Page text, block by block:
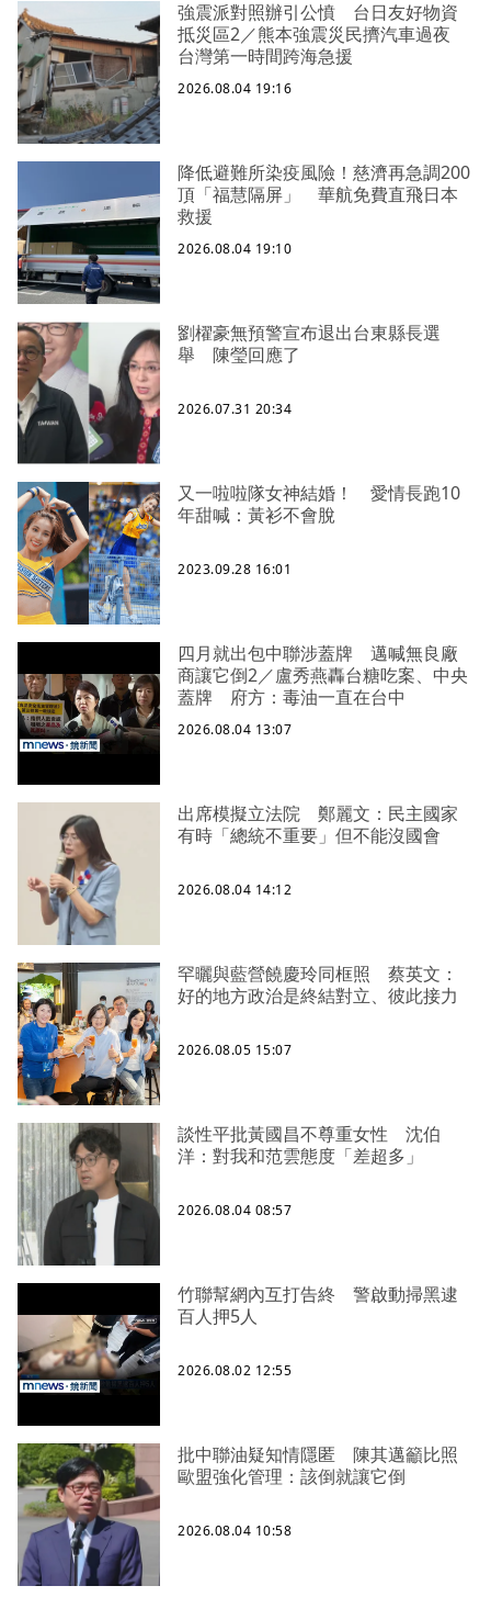
強震派對照辦引公憤 台日友好物資
抵災區2／熊本強震災民擠汽車過夜
台灣第一時間跨海急援
2026.08.04 19:16
降低避難所染疫風險！慈濟再急調200
頂「福慧隔屏」 華航免費直飛日本
救援
2026.08.04 19:10
劉櫂豪無預警宣布退出台東縣長選
舉 陳瑩回應了
2026.07.31 20:34
又一啦啦隊女神結婚！ 愛情長跑10
年甜喊：黃衫不會脫
2023.09.28 16:01
四月就出包中聯涉蓋牌 邁喊無良廠
商讓它倒2／盧秀燕轟台糖吃案、中央
蓋牌 府方：毒油一直在台中
2026.08.04 13:07
出席模擬立法院 鄭麗文：民主國家
有時「總統不重要」但不能沒國會
2026.08.04 14:12
罕曬與藍營饒慶玲同框照 蔡英文：
好的地方政治是終結對立、彼此接力
2026.08.05 15:07
談性平批黃國昌不尊重女性 沈伯
洋：對我和范雲態度「差超多」
2026.08.04 08:57
竹聯幫網內互打告終 警啟動掃黑逮
百人押5人
2026.08.02 12:55
批中聯油疑知情隱匿 陳其邁籲比照
歐盟強化管理：該倒就讓它倒
2026.08.04 10:58